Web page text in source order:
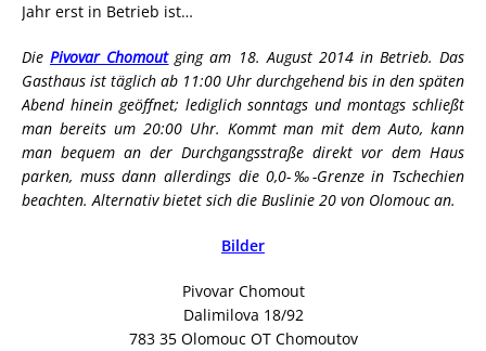
Jahr erst in Betrieb ist…
DiePivovar Chomoutging am 18. August 2014 in Betrieb. Das
Gasthaus ist täglich ab 11:00 Uhr durchgehend bis in den späten
Abend hinein geöffnet; lediglich sonntags und montags schließt
man bereits um 20:00 Uhr. Kommt man mit dem Auto, kann
man bequem an der Durchgangsstraße direkt vor dem Haus
parken, muss dann allerdings die 0,0-‰-Grenze in Tschechien
beachten. Alternativ bietet sich die Buslinie 20 von Olomouc an.
Bilder
Pivovar Chomout
Dalimilova 18/92
783 35 Olomouc OT Chomoutov